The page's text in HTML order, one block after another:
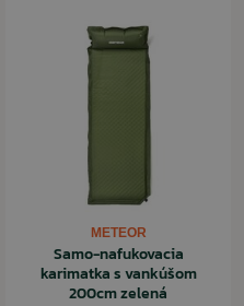
METEOR
Samo-nafukovacia
karimatka s vankúšom
200cm zelená